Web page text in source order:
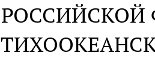
РОССИЙСКОЙ